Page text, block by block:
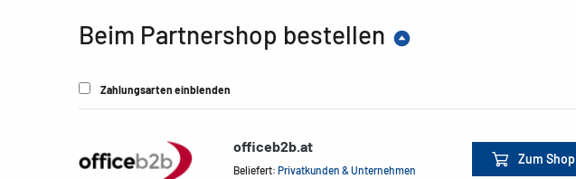
Beim Partnershop bestellen
Zahlungsarten einblenden
officeb2b.at
Beliefert: Privatkunden & Unternehmen
Zum Shop